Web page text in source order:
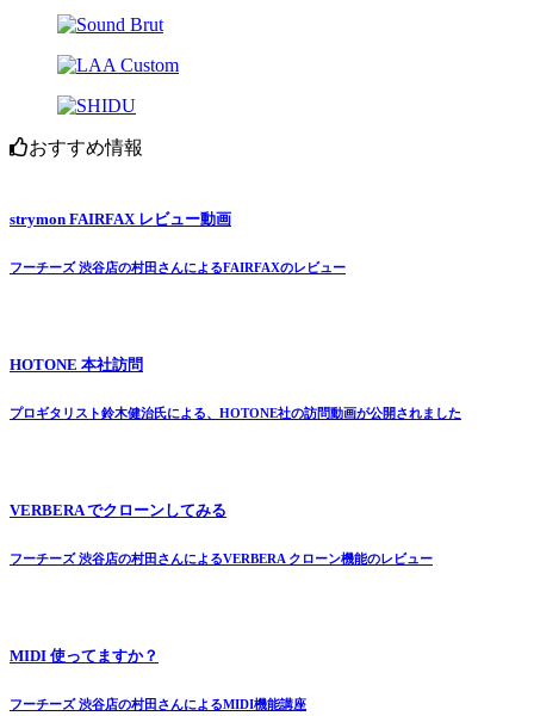
おすすめ情報
strymon FAIRFAX レビュー動画
フーチーズ 渋谷店の村田さんによるFAIRFAXのレビュー
HOTONE 本社訪問
プロギタリスト鈴木健治氏による、HOTONE社の訪問動画が公開されました
VERBERA でクローンしてみる
フーチーズ 渋谷店の村田さんによるVERBERA クローン機能のレビュー
MIDI 使ってますか？
フーチーズ 渋谷店の村田さんによるMIDI機能講座